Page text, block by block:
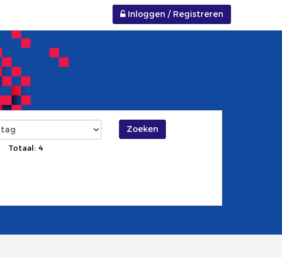
Inloggen / Registreren
Zoeken
Totaal: 4